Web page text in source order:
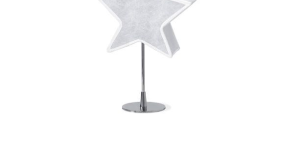
DEMANDE D'INFORMATIONS SUR CE PRODUIT